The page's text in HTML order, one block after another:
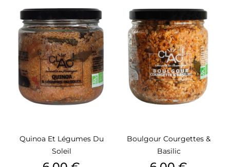
Quinoa Et Légumes Du
Soleil
Boulgour Courgettes &
Basilic